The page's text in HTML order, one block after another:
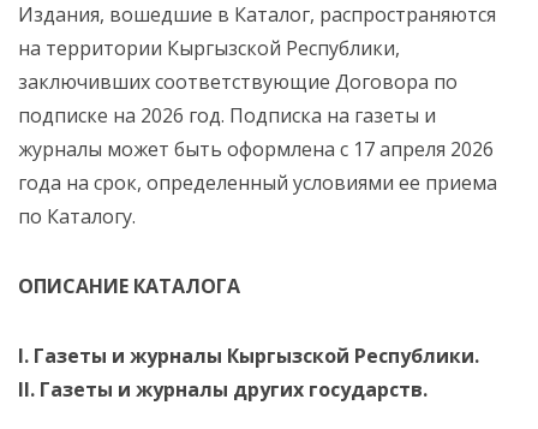
Издания, вошедшие в Каталог, распространяются
на территории Кыргызской Республики,
заключивших соответствующие Договора по
подписке на 2026 год. Подписка на газеты и
журналы может быть оформлена с 17 апреля 2026
года на срок, определенный условиями ее приема
по Каталогу.
ОПИСАНИЕ КАТАЛОГА
I. Газеты и журналы Кыргызской Республики.
II. Газеты и журналы других государств.